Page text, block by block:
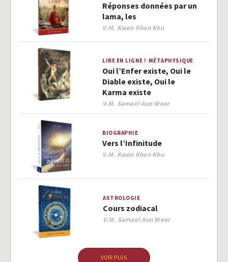
Réponses données par un
lama, les
Author
V.M. Kwen Khan Khu
LIRE EN LIGNE ! MÉTAPHYSIQUE
Oui l’Enfer existe, Oui le
Diable existe, Oui le
Karma existe
Author
V.M. Samael Aun Weor
BIOGRAPHIE
Vers l’Infinitude
Author
V.M. Kwen Khan Khu
ASTROLOGIE
Cours zodiacal
Author
V.M. Samael Aun Weor
VOIR PLUS